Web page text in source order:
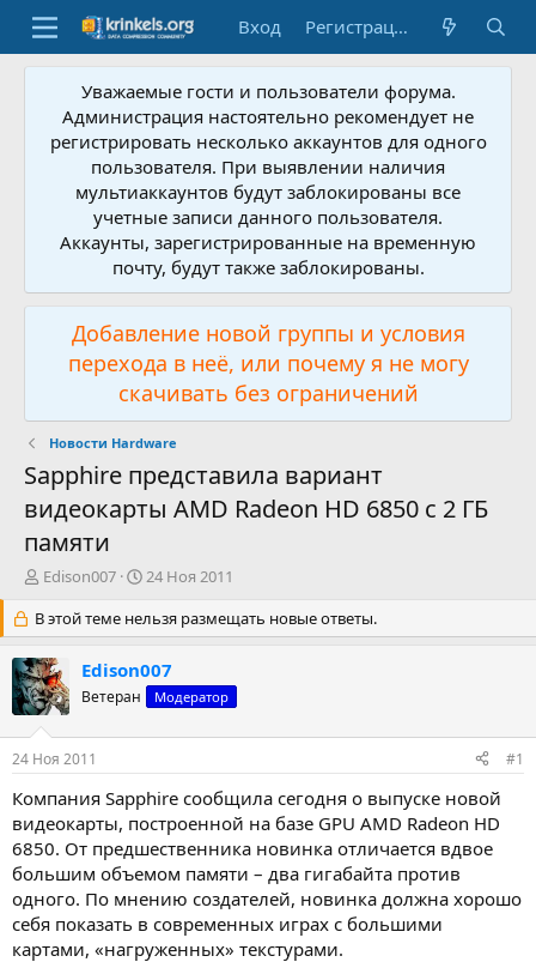
Вход Регистрация
Уважаемые гости и пользователи форума.
Администрация настоятельно рекомендует не
регистрировать несколько аккаунтов для одного
пользователя. При выявлении наличия
мультиаккаунтов будут заблокированы все
учетные записи данного пользователя.
Аккаунты, зарегистрированные на временную
почту, будут также заблокированы.
Добавление новой группы и условия
перехода в неё, или почему я не могу
скачивать без ограничений
Новости Hardware
Sapphire представила вариант
видеокарты AMD Radeon HD 6850 с 2 ГБ
памяти
А
т
о
р
т
е
м
Edison007
Д
т
а
н
а
ч
а
24 Ноя 2011
В этой теме нельзя размещать новые ответы.
Edison007
Ветеран Модератор
24 Ноя 2011 #1
Компания Sapphire сообщила сегодня о выпуске новой
видеокарты, построенной на базе GPU AMD Radeon HD
6850. От предшественника новинка отличается вдвое
большим объемом памяти – два гигабайта против
одного. По мнению создателей, новинка должна хорошо
себя показать в современных играх с большими
картами, «нагруженных» текстурами.